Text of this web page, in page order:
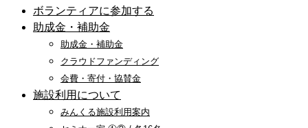
ボランティアに参加する
助成金・補助金
助成金・補助金
クラウドファンディング
会費・寄付・協賛金
施設利用について
みんくる施設利用案内